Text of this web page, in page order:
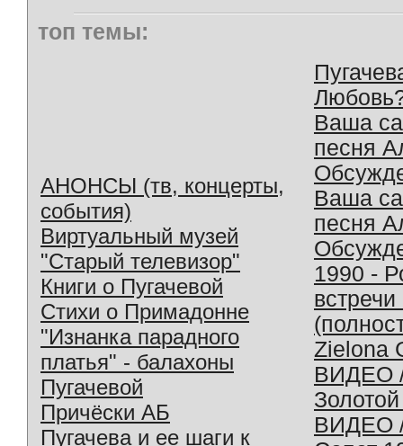
топ темы:
АНОНСЫ (тв, концерты,
события)
Виртуальный музей
"Старый телевизор"
Книги о Пугачевой
Стихи о Примадонне
"Изнанка парадного
платья" - балахоны
Пугачевой
Причёски АБ
Пугачева и ее шаги к
Ваша
песня
Ваша
песня
1990 -
Zielona
ВИДЕО
ВИДЕО